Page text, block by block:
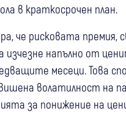
в краткосрочен план.
че рисковата премия,
изчезне напълно от
месеци. Това
волатилност на
за понижение на